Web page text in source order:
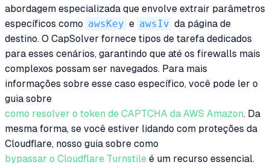
abordagem especializada que envolve extrair parâmetros
específicos como awsKey e awsIv da página de
destino. O CapSolver fornece tipos de tarefa dedicados
para esses cenários, garantindo que até os firewalls mais
complexos possam ser navegados. Para mais
informações sobre esse caso específico, você pode ler o
guia sobre
como resolver o token de CAPTCHA da AWS Amazon. Da
mesma forma, se você estiver lidando com proteções da
Cloudflare, nosso guia sobre como
bypassar o Cloudflare Turnstile é um recurso essencial.